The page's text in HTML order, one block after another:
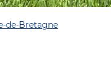
de-Bretagne